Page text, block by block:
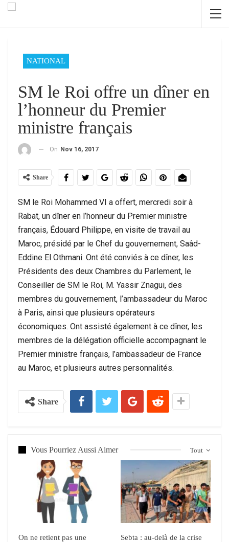
NATIONAL
SM le Roi offre un dîner en
l’honneur du Premier
ministre français
On Nov 16, 2017
Share
SM le Roi Mohammed VI a offert, mercredi soir à
Rabat, un dîner en l’honneur du Premier ministre
français, Édouard Philippe, en visite de travail au
Maroc, présidé par le Chef du gouvernement, Saâd-
Eddine El Othmani. Ont été conviés à ce dîner, les
Présidents des deux Chambres du Parlement, le
Conseiller de SM le Roi, M. Yassir Znagui, des
membres du gouvernement, l’ambassadeur du Maroc
à Paris, ainsi que plusieurs opérateurs
économiques. Ont assisté également à ce dîner, les
membres de la délégation officielle accompagnant le
Premier ministre français, l’ambassadeur de France
au Maroc, et plusieurs autres personnalités.
Share
Tout
Vous Pourriez Aussi Aimer
On ne retient pas une
Sebta : au-delà de la crise